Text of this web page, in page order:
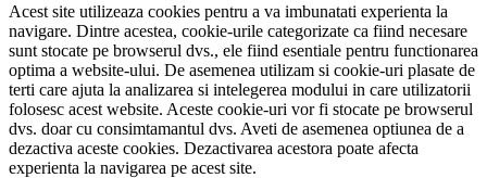
Acest site utilizeaza cookies pentru a va imbunatati experienta la
navigare. Dintre acestea, cookie-urile categorizate ca fiind necesare
sunt stocate pe browserul dvs., ele fiind esentiale pentru functionarea
optima a website-ului. De asemenea utilizam si cookie-uri plasate de
terti care ajuta la analizarea si intelegerea modului in care utilizatorii
folosesc acest website. Aceste cookie-uri vor fi stocate pe browserul
dvs. doar cu consimtamantul dvs. Aveti de asemenea optiunea de a
dezactiva aceste cookies. Dezactivarea acestora poate afecta
experienta la navigarea pe acest site.